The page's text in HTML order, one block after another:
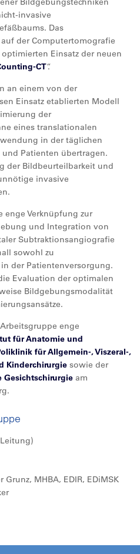
invasive
Das
der Computertomografie
Einsatz der neuen
CT“.
an einem von der
Einsatz etablierten Modell
der
eines translationalen
in der täglichen
Patienten übertragen.
der Bildbeurteilbarkeit und
invasive
enge Verknüpfung zur
und Integration von
Subtraktionsangiografie
sowohl zu
der Patientenversorgung.
Evaluation der optimalen
Bildgebungsmodalität
enge
für Anatomie und
für Allgemein-, Viszeral-,
Kinderchirurgie sowie der
Gesichtschirurgie am
MHBA, EDIR, EDiMSK